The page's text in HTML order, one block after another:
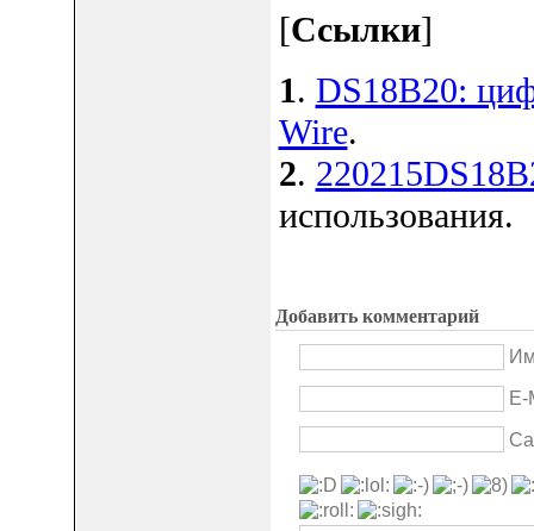
[Ссылки]
1. DS18B20:
Wire.
2.
использования.
Добавить комментарий
E-